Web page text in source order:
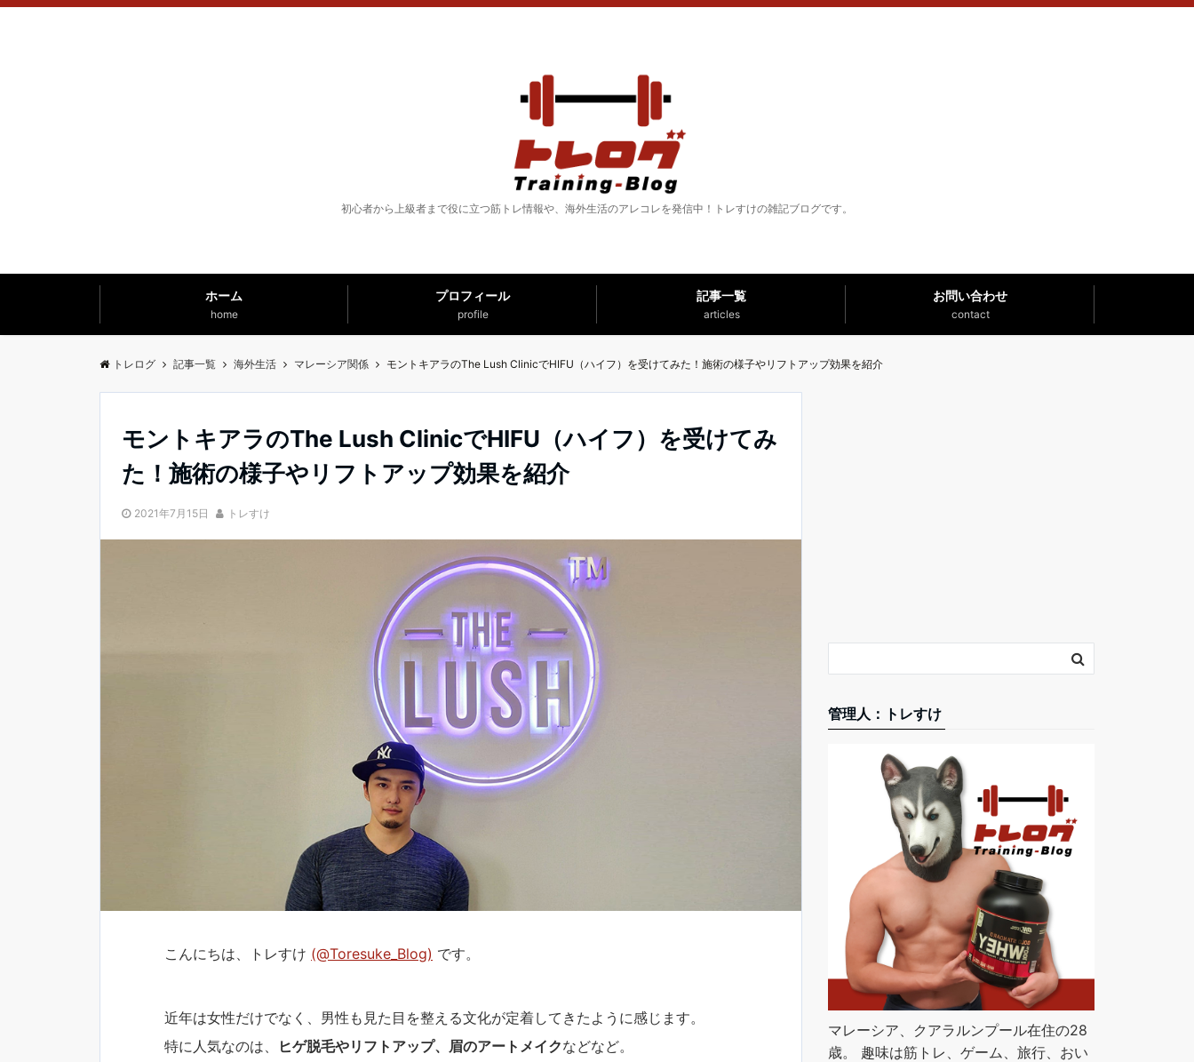
初心者から上級者まで役に立つ筋トレ情報や、海外生活のアレコレを発信中！トレすけの雑記ブログです。
ホーム
home
プロフィール
profile
記事一覧
articles
お問い合わせ
contact
トレログ 記事一覧 海外生活 マレーシア関係 モントキアラのThe Lush ClinicでHIFU（ハイフ）を受けてみた！施術の様子やリフトアップ効果を紹介
モントキアラのThe Lush ClinicでHIFU（ハイフ）を受けてみ
た！施術の様子やリフトアップ効果を紹介
2021年7月15日 トレすけ
こんにちは、トレすけ (‎@Toresuke_Blog) です。
近年は女性だけでなく、男性も見た目を整える文化が定着してきたように感じます。
特に人気なのは、
ヒゲ脱毛やリフトアップ、眉のアートメイクなどなど。
管理人：トレすけ
マレーシア、クアラルンプール在住の28
歳。 趣味は筋トレ、ゲーム、旅行、おい